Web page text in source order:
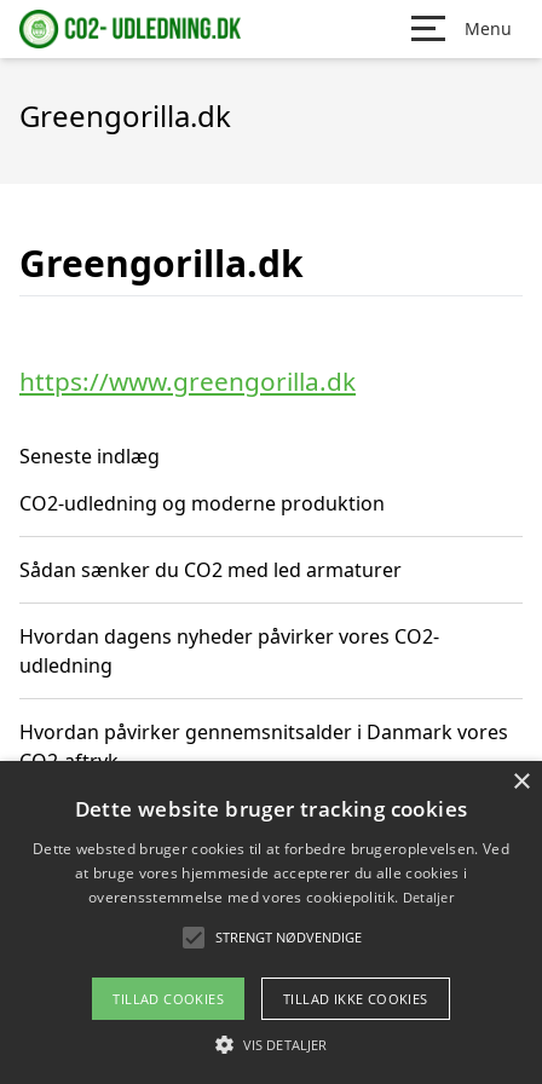
Menu
Greengorilla.dk
Greengorilla.dk
https://www.greengorilla.dk
Seneste indlæg
CO2-udledning og moderne produktion
Sådan sænker du CO2 med led armaturer
Hvordan dagens nyheder påvirker vores CO2-
udledning
Hvordan påvirker gennemsnitsalder i Danmark vores
CO2-aftryk
Hvordan nyheder om CO2-udledning påvirker vores
hverdag
Om / kontakt
Blog Betingelser
×
Dette website bruger tracking cookies
Dette websted bruger cookies til at forbedre brugeroplevelsen. Ved
at bruge vores hjemmeside accepterer du alle cookies i
overensstemmelse med vores cookiepolitik. Detaljer
STRENGT NØDVENDIGE
TILLAD COOKIES TILLAD IKKE COOKIES
VIS DETALJER